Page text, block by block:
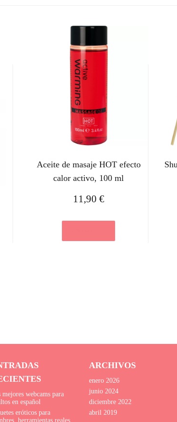
Aceite de masaje HOT efecto
calor activo, 100 ml
11,90 €
mejores webcams para
en español
eróticos para
herramientas reales
ARCHIVOS
enero 2026
junio 2024
diciembre 2022
abril 2019